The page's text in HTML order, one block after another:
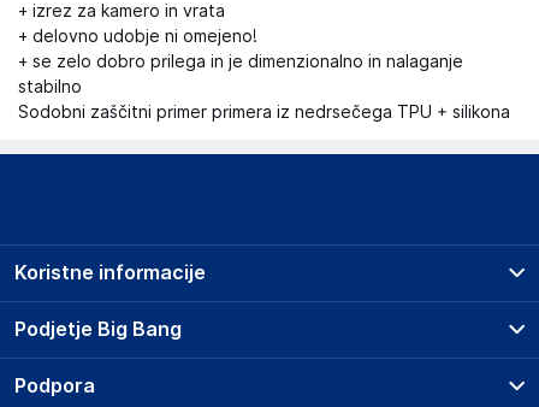
+ izrez za kamero in vrata
+ delovno udobje ni omejeno!
+ se zelo dobro prilega in je dimenzionalno in nalaganje
stabilno
Sodobni zaščitni primer primera iz nedrsečega TPU + silikona
Podjetje Big Bang
O podjetju
Koristne informacije
Prodajna mesta
Storitve
Podpora